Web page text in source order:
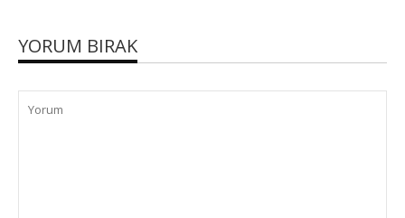
YORUM BIRAK